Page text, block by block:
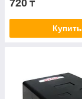
720 ₸
Купить